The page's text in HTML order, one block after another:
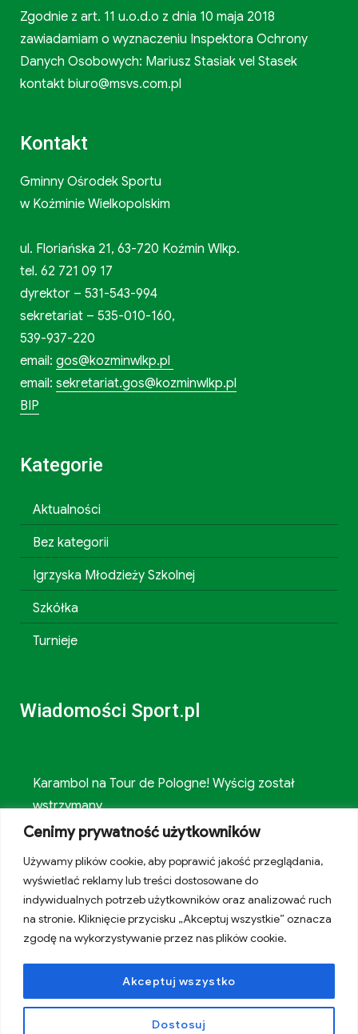
Cenimy prywatność użytkowników
Używamy plików cookie, aby poprawić jakość przeglądania,
wyświetlać reklamy lub treści dostosowane do
indywidualnych potrzeb użytkowników oraz analizować ruch
na stronie. Kliknięcie przycisku „Akceptuj wszystkie” oznacza
zgodę na wykorzystywanie przez nas plików cookie.
Dostosuj
Akceptuj wszystko
Zgodnie z art. 11 u.o.d.o z dnia 10 maja 2018
zawiadamiam o wyznaczeniu Inspektora Ochrony
Danych Osobowych: Mariusz Stasiak vel Stasek
kontakt biuro@msvs.com.pl
Kontakt
Gminny Ośrodek Sportu
w Koźminie Wielkopolskim
ul. Floriańska 21, 63-720 Koźmin Wlkp.
tel. 62 721 09 17
dyrektor – 531-543-994
sekretariat – 535-010-160,
539-937-220
email: gos@kozminwlkp.pl
email: sekretariat.gos@kozminwlkp.pl
BIP
Kategorie
Aktualności
Bez kategorii
Igrzyska Młodzieży Szkolnej
Szkółka
Turnieje
Wiadomości Sport.pl
Karambol na Tour de Pologne! Wyścig został
wstrzymany
domem
Oto najdroższy transfer w historii Realu Madryt!
Jest oficjalny komunikat
Created by Internet Time